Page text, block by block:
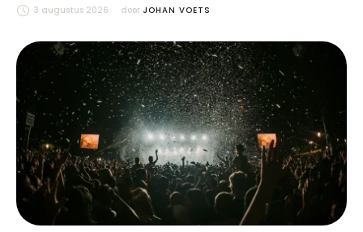
3 augustus 2026 door JOHAN VOETS